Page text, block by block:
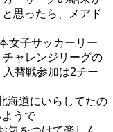
思ったら、メアド
女子サッカーリー
チャレンジリーグの
替戦参加は2チー
海道にいらしてたの
うで